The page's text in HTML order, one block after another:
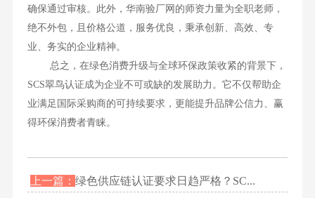
确保通过审核。此外，华南验厂网的师资力量为全职老师，
绝不外包，且价格公道，服务优良，秉承创新、高效、专
业、务实的企业精神。
总之，在绿色消费升级与全球环保政策收紧的背景下，
SCS翠鸟认证成为企业不可或缺的发展助力。它不仅帮助企
业满足国际采购商的可持续要求，更能提升品牌公信力、赢
得环保消费者青睐。
上一篇：绿色供应链认证要求日趋严格？SC...